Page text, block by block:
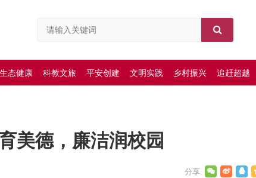
生态健康 科教文旅 平安创建 文明实践 乡村振兴 追赶超越
美德，廉洁润校园